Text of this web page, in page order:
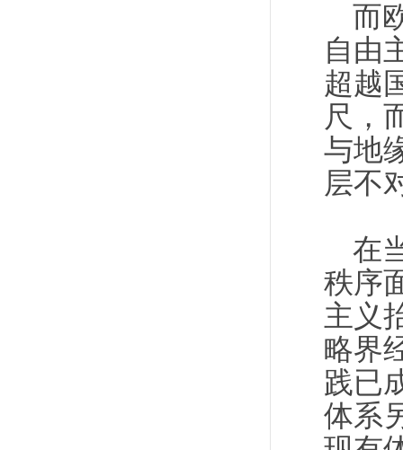
而
自由
超越
尺，
与地
层不
在
秩序
主义
略界
践已
体系